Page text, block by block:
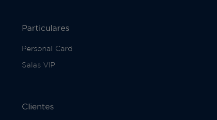
Particulares
Personal Card
Salas VIP
Clientes